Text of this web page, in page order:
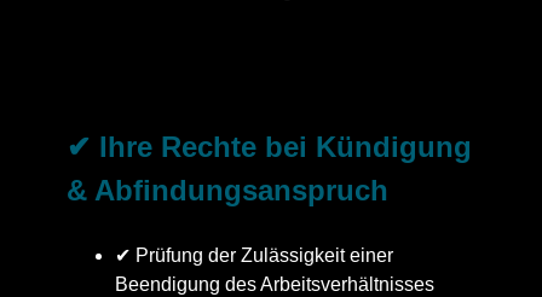
✔ Ihre Rechte bei Kündigung
& Abfindungsanspruch
✔ Prüfung der Zulässigkeit einer
Beendigung des Arbeitsverhältnisses